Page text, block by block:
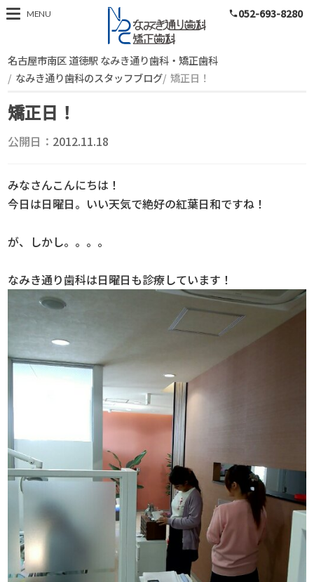
スタッフブログ
MENU phone052-693-8280
名古屋市南区 道徳駅 なみき通り歯科・矯正歯科
なみき通り歯科のスタッフブログ 矯正日！
矯正日！
公開日： 2012.11.18
みなさんこんにちは！
今日は日曜日。いい天気で絶好の紅葉日和ですね！
が、しかし。。。。
なみき通り歯科は日曜日も診療しています！